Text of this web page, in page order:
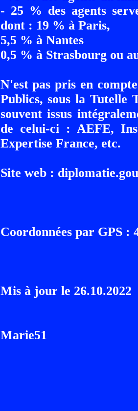
- 25 % des agents
dont : 19 % à Paris,
5,5 % à Nantes
0,5 % à Strasbourg ou
N'est pas pris en
Publics, sous la Tutelle
souvent issus
de celui-ci : AEFE,
Expertise France, etc.
Site web :
Coordonnées par GPS :
Mis à jour le 26.10.2022
Marie51